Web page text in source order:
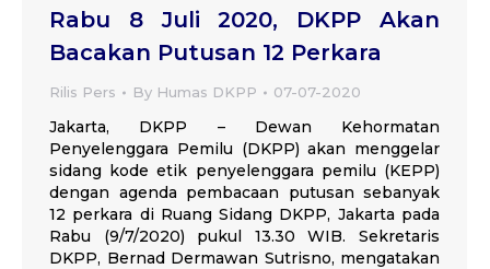
Rabu 8 Juli 2020, DKPP Akan
Bacakan Putusan 12 Perkara
Rilis Pers By Humas DKPP 07-07-2020
Jakarta, DKPP – Dewan Kehormatan
Penyelenggara Pemilu (DKPP) akan menggelar
sidang kode etik penyelenggara pemilu (KEPP)
dengan agenda pembacaan putusan sebanyak
12 perkara di Ruang Sidang DKPP, Jakarta pada
Rabu (9/7/2020) pukul 13.30 WIB. Sekretaris
DKPP, Bernad Dermawan Sutrisno, mengatakan